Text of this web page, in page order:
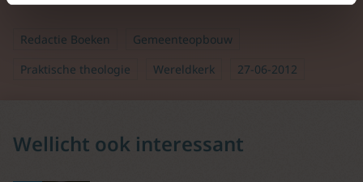
Redactie Boeken
Gemeenteopbouw
Praktische theologie
Wereldkerk 27-06-2012
Wellicht ook interessant